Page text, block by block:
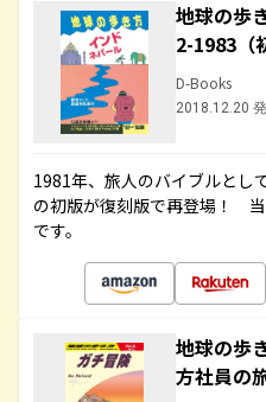
地球の歩
2-1983（
D-Books
2018.12.20
1981年、旅人のバイブルとし
の初版が復刻版で再登場！
です。
地球の歩
方社員の